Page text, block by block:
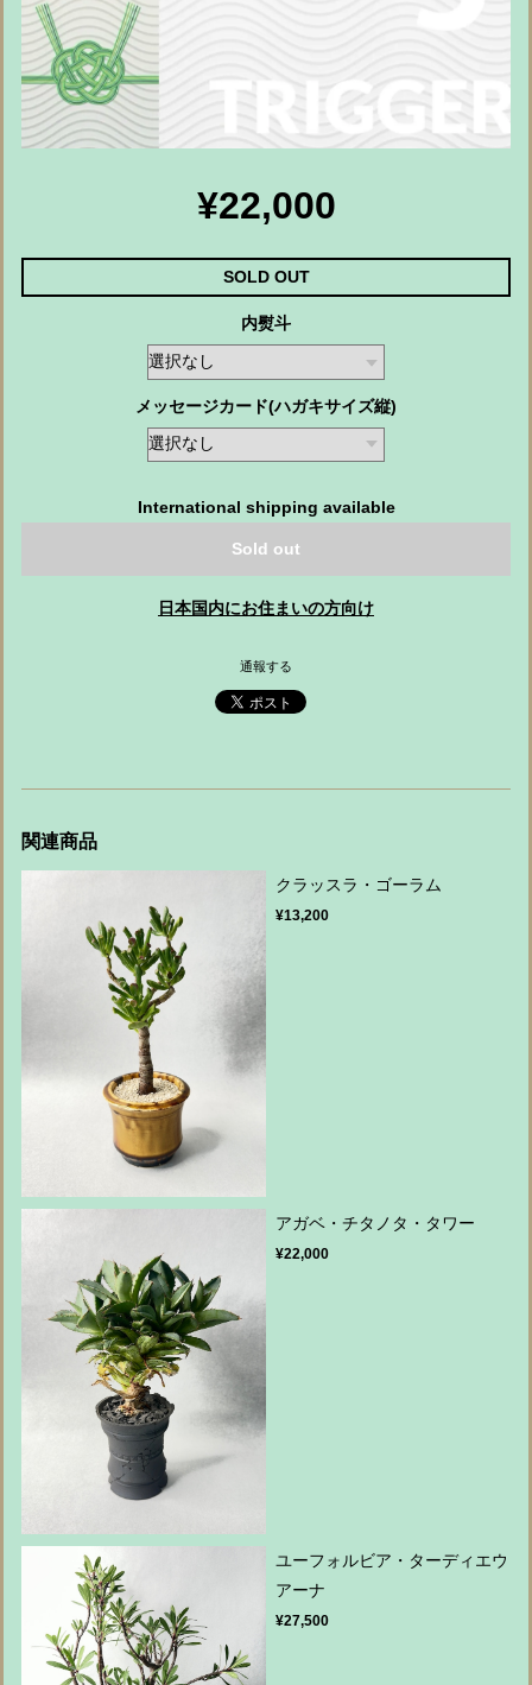
¥22,000
SOLD OUT
内熨斗
メッセージカード(ハガキサイズ縦)
International shipping available
Sold out
日本国内にお住まいの方向け
通報する
関連商品
クラッスラ・ゴーラム
¥13,200
アガベ・チタノタ・タワー
¥22,000
ユーフォルビア・ターディエウ
アーナ
¥27,500